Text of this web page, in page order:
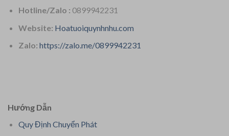
Hotline/Zalo : 0899942231
Website: Hoatuoiquynhnhu.com
Zalo: https://zalo.me/0899942231
Hướng Dẫn
Quy Định Chuyển Phát